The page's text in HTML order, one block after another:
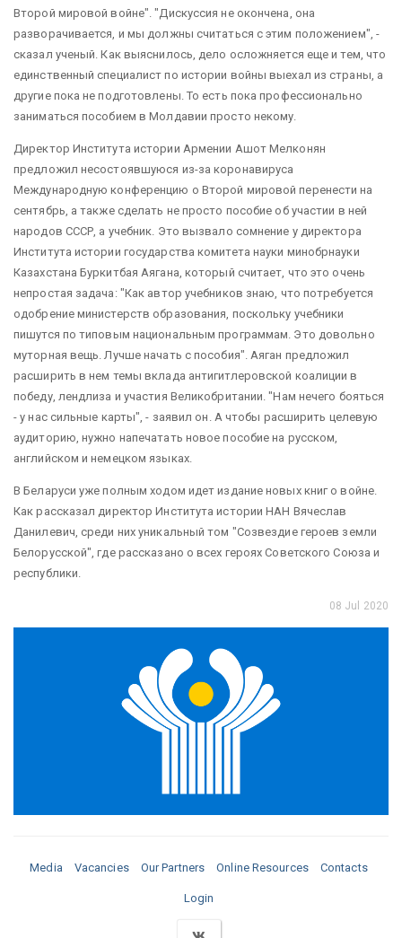
Второй мировой войне". "Дискуссия не окончена, она
разворачивается, и мы должны считаться с этим положением", -
сказал ученый. Как выяснилось, дело осложняется еще и тем, что
единственный специалист по истории войны выехал из страны, а
другие пока не подготовлены. То есть пока профессионально
заниматься пособием в Молдавии просто некому.
Директор Института истории Армении Ашот Мелконян
предложил несостоявшуюся из-за коронавируса
Международную конференцию о Второй мировой перенести на
сентябрь, а также сделать не просто пособие об участии в ней
народов СССР, а учебник. Это вызвало сомнение у директора
Института истории государства комитета науки минобрнауки
Казахстана Буркитбая Аягана, который считает, что это очень
непростая задача: "Как автор учебников знаю, что потребуется
одобрение министерств образования, поскольку учебники
пишутся по типовым национальным программам. Это довольно
муторная вещь. Лучше начать с пособия". Аяган предложил
расширить в нем темы вклада антигитлеровской коалиции в
победу, лендлиза и участия Великобритании. "Нам нечего бояться
- у нас сильные карты", - заявил он. А чтобы расширить целевую
аудиторию, нужно напечатать новое пособие на русском,
английском и немецком языках.
В Беларуси уже полным ходом идет издание новых книг о войне.
Как рассказал директор Института истории НАН Вячеслав
Данилевич, среди них уникальный том "Созвездие героев земли
Белорусской", где рассказано о всех героях Советского Союза и
республики.
08 Jul 2020
Media Vacancies Our Partners Online Resources Contacts
Login